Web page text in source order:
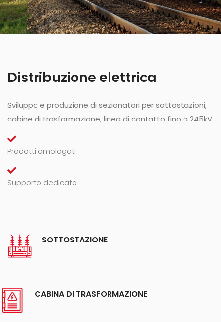
Distribuzione elettrica
Sviluppo e produzione di sezionatori per sottostazioni,
cabine di trasformazione, linea di contatto fino a 245kV.
Prodotti omologati
Supporto dedicato
SOTTOSTAZIONE
CABINA DI TRASFORMAZIONE